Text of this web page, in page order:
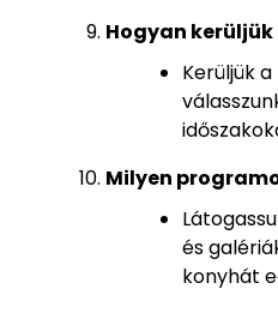
Hogyan
Kerüljük
Milyen
és
konyhát